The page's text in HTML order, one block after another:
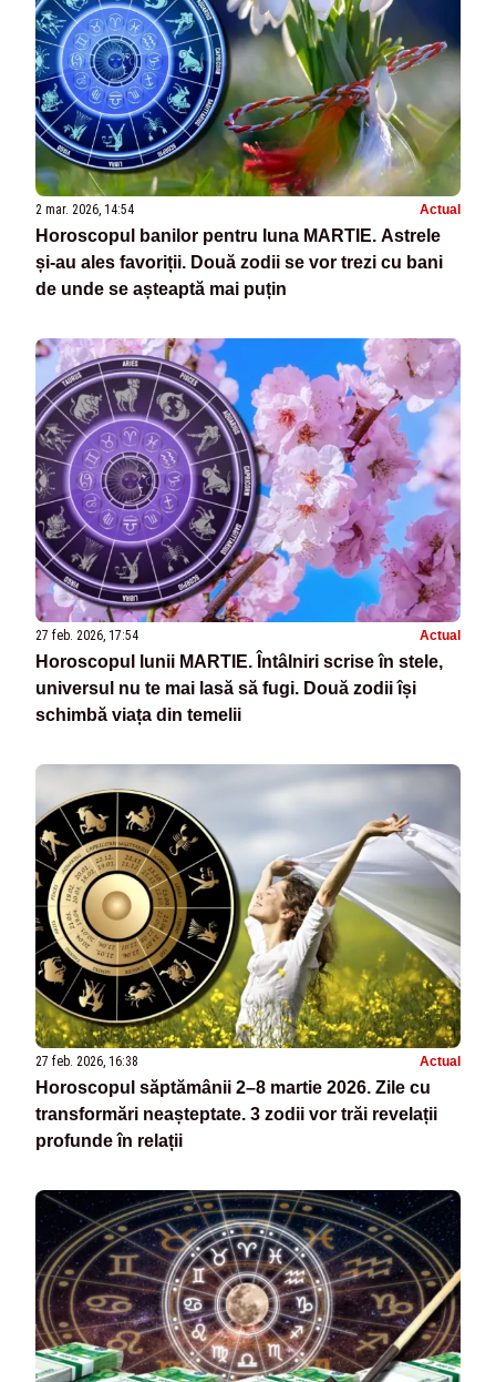
2 mar. 2026, 14:54 Actual
Horoscopul banilor pentru luna MARTIE. Astrele
și-au ales favoriții. Două zodii se vor trezi cu bani
de unde se așteaptă mai puțin
27 feb. 2026, 17:54 Actual
Horoscopul lunii MARTIE. Întâlniri scrise în stele,
universul nu te mai lasă să fugi. Două zodii își
schimbă viața din temelii
27 feb. 2026, 16:38 Actual
Horoscopul săptămânii 2–8 martie 2026. Zile cu
transformări neașteptate. 3 zodii vor trăi revelații
profunde în relații